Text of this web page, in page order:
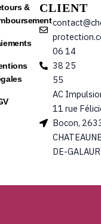
&
CLIENT
06 14
38 25
55
AC
11 rue
Bocon,
DE-